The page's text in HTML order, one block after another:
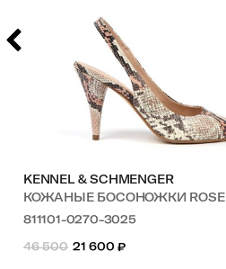
KENNEL & SCHMENGER
КОЖАНЫЕ БОСОНОЖКИ ROSE
811101-0270-3025
46 500
21 600 ₽